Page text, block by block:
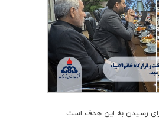
رسیدن به این هدف است.